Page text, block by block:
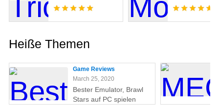
Heiße Themen
Game Reviews
March 25, 2020
Bester Emulator, Brawl
Stars auf PC spielen